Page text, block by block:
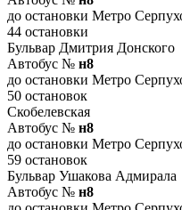
до остановки Метро
44 остановки
Бульвар Дмитрия Донского
Автобус № н8
до остановки Метро
50 остановок
Скобелевская
Автобус № н8
до остановки Метро
59 остановок
Бульвар Ушакова Адмирала
Автобус № н8